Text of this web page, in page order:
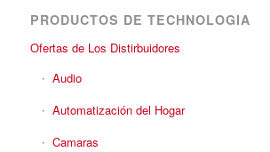
PRODUCTOS DE TECHNOLOGIA
Ofertas de Los Distirbuidores
Audio
Automatización del Hogar
Camaras